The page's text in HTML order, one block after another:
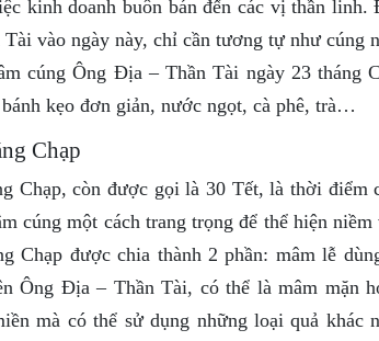
kinh doanh buôn bán đến các vị thần
Tài vào ngày này, chỉ cần tương tự như cúng
cúng Ông Địa – Thần Tài ngày 23 tháng
kẹo đơn giản, nước ngọt, cà phê, trà…
Chạp
Chạp, còn được gọi là 30 Tết, là thời điểm
cúng một cách trang trọng để thể hiện
Chạp được chia thành 2 phần: mâm lễ
Ông Địa – Thần Tài, có thể là mâm mặn
mà có thể sử dụng những loại quả